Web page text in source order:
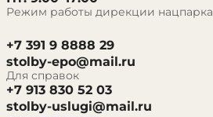
Режим работы дирекции нацпарка
+7 391 9 8888 29
stolby-epo@mail.ru
Для справок
+7 913 830 52 03
stolby-uslugi@mail.ru